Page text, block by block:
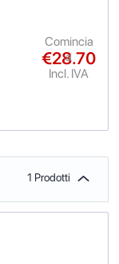
€28.70
Incl. IVA
Comincia
a
1 Prodotti